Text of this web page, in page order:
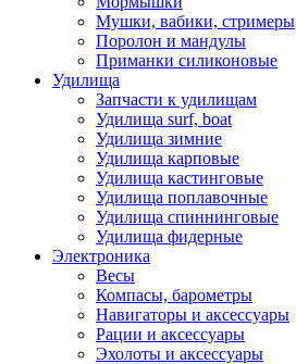
Мушки, вабики, стримеры
Поролон и мандулы
Приманки силиконовые
Удилища
Запчасти к удилищам
Удилища surf, boat
Удилища зимние
Удилища карповые
Удилища кастинговые
Удилища поплавочные
Удилища спиннинговые
Удилища фидерные
Электроника
Весы
Компасы, барометры
Навигаторы и аксессуары
Рации и аксессуары
Эхолоты и аксессуары